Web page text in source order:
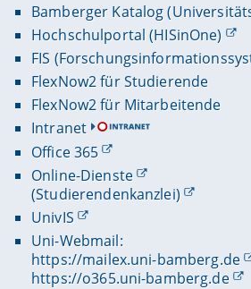
Bamberger Katalog
Hochschulportal (HISinOne)
FIS
FlexNow2 für Studierende
FlexNow2 für Mitarbeitende
Intranet
Office 365
Online-Dienste
(Studierendenkanzlei)
UnivIS
Uni-Webmail:
https://mailex.uni-bamberg.de
https://o365.uni-bamberg.de